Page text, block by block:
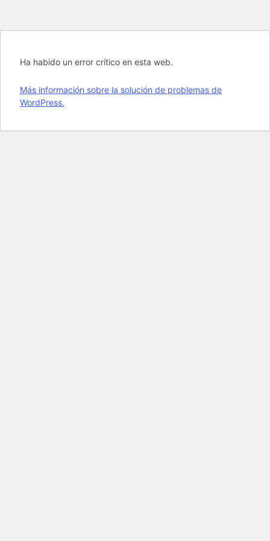
Ha habido un error crítico en esta web.
Más información sobre la solución de problemas de
WordPress.